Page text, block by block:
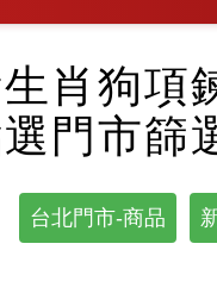
肖狗項
門市篩
台北門市-商品